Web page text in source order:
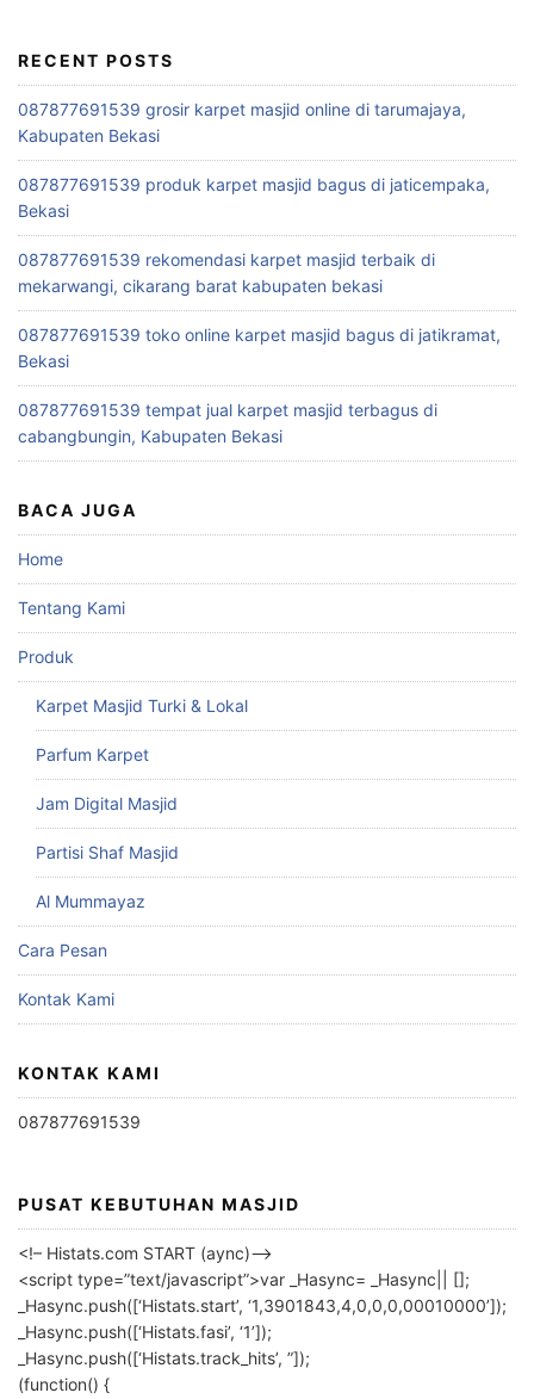
RECENT POSTS
087877691539 grosir karpet masjid online di tarumajaya,
Kabupaten Bekasi
087877691539 produk karpet masjid bagus di jaticempaka,
Bekasi
087877691539 rekomendasi karpet masjid terbaik di
mekarwangi, cikarang barat kabupaten bekasi
087877691539 toko online karpet masjid bagus di jatikramat,
Bekasi
087877691539 tempat jual karpet masjid terbagus di
cabangbungin, Kabupaten Bekasi
BACA JUGA
Home
Tentang Kami
Produk
Karpet Masjid Turki & Lokal
Parfum Karpet
Jam Digital Masjid
Partisi Shaf Masjid
Al Mummayaz
Cara Pesan
Kontak Kami
KONTAK KAMI
087877691539
PUSAT KEBUTUHAN MASJID
<!– Histats.com START (aync)–>
<script type=”text/javascript”>var _Hasync= _Hasync|| [];
_Hasync.push([‘Histats.start’, ‘1,3901843,4,0,0,0,00010000’]);
_Hasync.push([‘Histats.fasi’, ‘1’]);
_Hasync.push([‘Histats.track_hits’, ”]);
(function() {